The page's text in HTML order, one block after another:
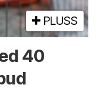
PLUSS
40